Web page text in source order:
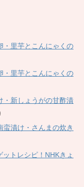
・里芋とこんにゃくの
・里芋とこんにゃくの
・新しょうがの甘酢漬
漬け・さんまの炊き
トレシピ！NHKきょ